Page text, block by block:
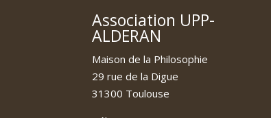
Association UPP-
ALDERAN
Maison de la Philosophie
29 rue de la Digue
31300 Toulouse